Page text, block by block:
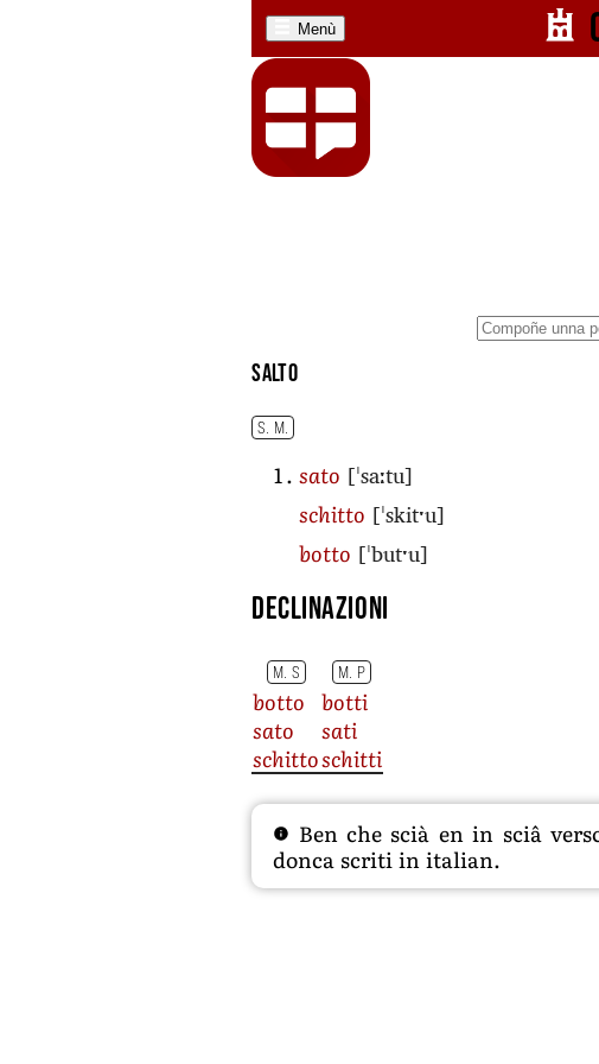
Menù
salto
S. M.
sato [ˈsaːtu]
schitto [ˈskitˑu]
botto [ˈbutˑu]
Declinazioni
M. S M. P
botto botti
sato
sati
schittoschitti
Ben che scià en in sciâ
donca scriti in italian.